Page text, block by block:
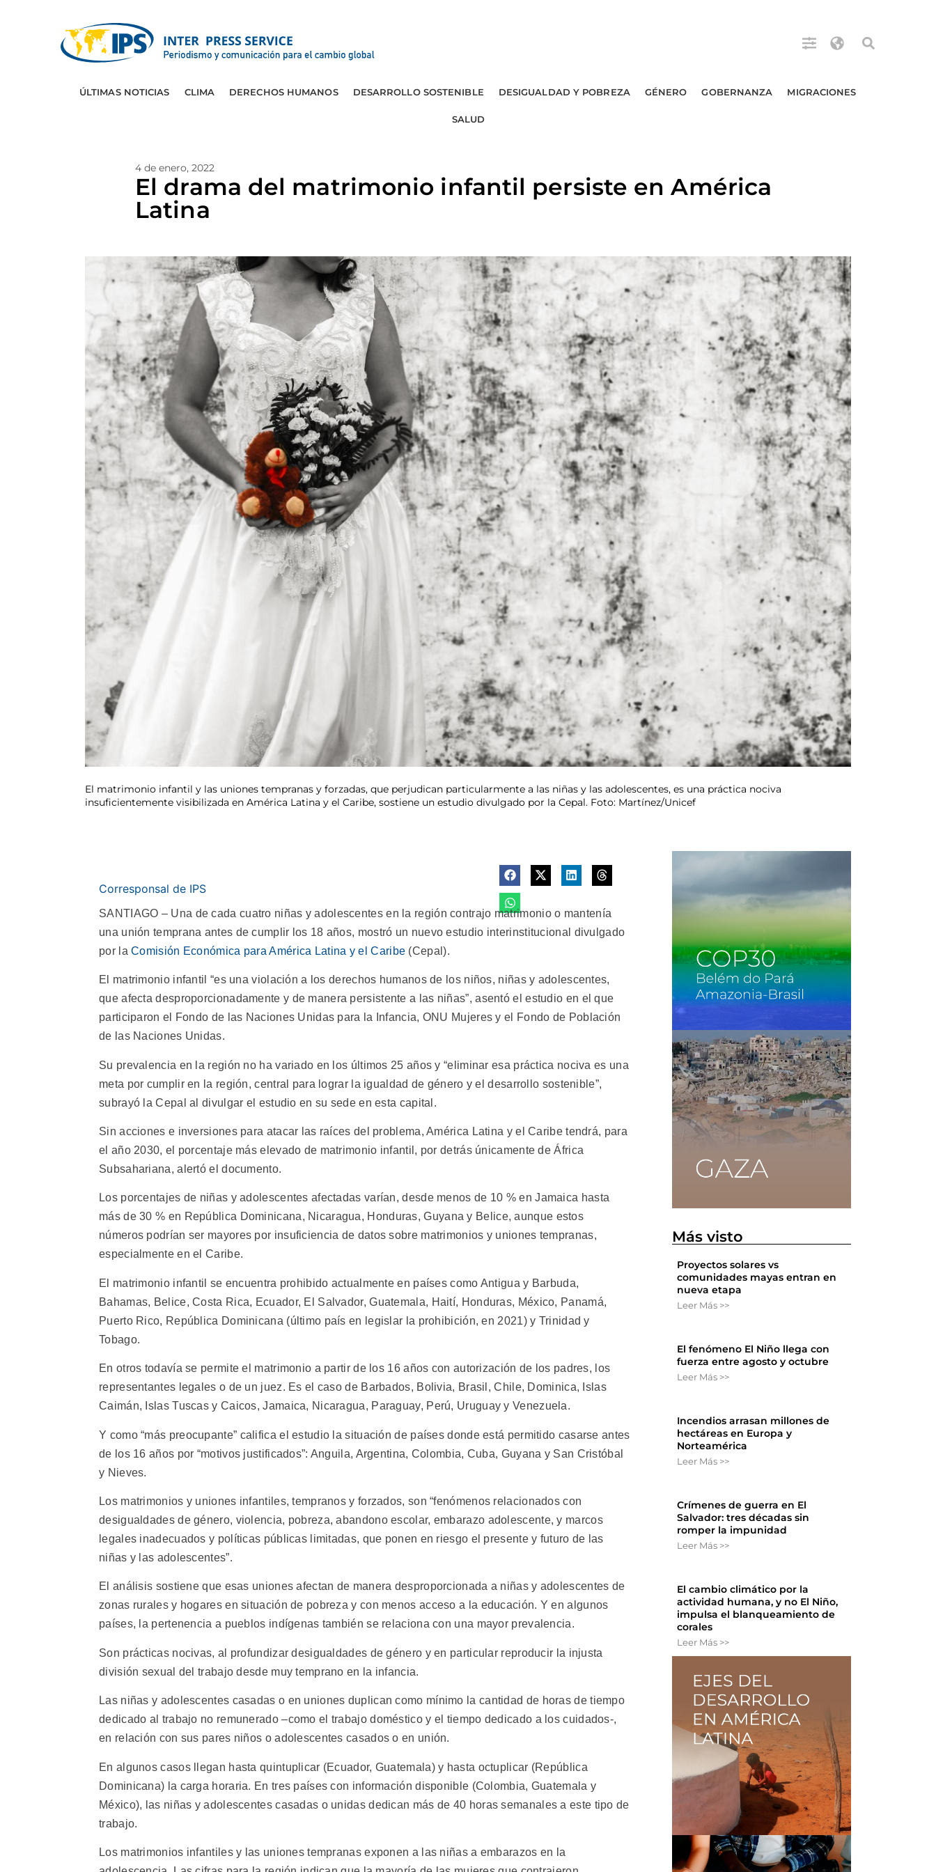
ÚLTIMAS NOTICIAS CLIMA DERECHOS HUMANOS DESARROLLO SOSTENIBLE DESIGUALDAD Y POBREZA GÉNERO GOBERNANZA MIGRACIONES
SALUD
4 de enero, 2022
El drama del matrimonio infantil persiste en América
Latina
El matrimonio infantil y las uniones tempranas y forzadas, que perjudican particularmente a las niñas y las adolescentes, es una práctica nociva
insuficientemente visibilizada en América Latina y el Caribe, sostiene un estudio divulgado por la Cepal. Foto: Martínez/Unicef
Corresponsal de IPS
SANTIAGO – Una de cada cuatro niñas y adolescentes en la región contrajo matrimonio o mantenía
una unión temprana antes de cumplir los 18 años, mostró un nuevo estudio interinstitucional divulgado
por laComisión Económica para América Latina y el Caribe (Cepal).
El matrimonio infantil “es una violación a los derechos humanos de los niños, niñas y adolescentes,
que afecta desproporcionadamente y de manera persistente a las niñas”, asentó el estudio en el que
participaron el Fondo de las Naciones Unidas para la Infancia, ONU Mujeres y el Fondo de Población
de las Naciones Unidas.
Su prevalencia en la región no ha variado en los últimos 25 años y “eliminar esa práctica nociva es una
meta por cumplir en la región, central para lograr la igualdad de género y el desarrollo sostenible”,
subrayó la Cepal al divulgar el estudio en su sede en esta capital.
Sin acciones e inversiones para atacar las raíces del problema, América Latina y el Caribe tendrá, para
el año 2030, el porcentaje más elevado de matrimonio infantil, por detrás únicamente de África
Subsahariana, alertó el documento.
Los porcentajes de niñas y adolescentes afectadas varían, desde menos de 10 % en Jamaica hasta
más de 30 % en República Dominicana, Nicaragua, Honduras, Guyana y Belice, aunque estos
números podrían ser mayores por insuficiencia de datos sobre matrimonios y uniones tempranas,
especialmente en el Caribe.
El matrimonio infantil se encuentra prohibido actualmente en países como Antigua y Barbuda,
Bahamas, Belice, Costa Rica, Ecuador, El Salvador, Guatemala, Haití, Honduras, México, Panamá,
Puerto Rico, República Dominicana (último país en legislar la prohibición, en 2021) y Trinidad y
Tobago.
En otros todavía se permite el matrimonio a partir de los 16 años con autorización de los padres, los
representantes legales o de un juez. Es el caso de Barbados, Bolivia, Brasil, Chile, Dominica, Islas
Caimán, Islas Tuscas y Caicos, Jamaica, Nicaragua, Paraguay, Perú, Uruguay y Venezuela.
Y como “más preocupante” califica el estudio la situación de países donde está permitido casarse antes
de los 16 años por “motivos justificados”: Anguila, Argentina, Colombia, Cuba, Guyana y San Cristóbal
y Nieves.
Los matrimonios y uniones infantiles, tempranos y forzados, son “fenómenos relacionados con
desigualdades de género, violencia, pobreza, abandono escolar, embarazo adolescente, y marcos
legales inadecuados y políticas públicas limitadas, que ponen en riesgo el presente y futuro de las
niñas y las adolescentes”.
El análisis sostiene que esas uniones afectan de manera desproporcionada a niñas y adolescentes de
zonas rurales y hogares en situación de pobreza y con menos acceso a la educación. Y en algunos
países, la pertenencia a pueblos indígenas también se relaciona con una mayor prevalencia.
Son prácticas nocivas, al profundizar desigualdades de género y en particular reproducir la injusta
división sexual del trabajo desde muy temprano en la infancia.
Las niñas y adolescentes casadas o en uniones duplican como mínimo la cantidad de horas de tiempo
dedicado al trabajo no remunerado –como el trabajo doméstico y el tiempo dedicado a los cuidados-,
en relación con sus pares niños o adolescentes casados o en unión.
En algunos casos llegan hasta quintuplicar (Ecuador, Guatemala) y hasta octuplicar (República
Dominicana) la carga horaria. En tres países con información disponible (Colombia, Guatemala y
México), las niñas y adolescentes casadas o unidas dedican más de 40 horas semanales a este tipo de
trabajo.
Los matrimonios infantiles y las uniones tempranas exponen a las niñas a embarazos en la
Más visto
Proyectos solares vs
comunidades mayas entran en
nueva etapa
Leer Más >>
El fenómeno El Niño llega con
fuerza entre agosto y octubre
Leer Más >>
Incendios arrasan millones de
hectáreas en Europa y
Norteamérica
Leer Más >>
Crímenes de guerra en El
Salvador: tres décadas sin
romper la impunidad
Leer Más >>
El cambio climático por la
actividad humana, y no El Niño,
impulsa el blanqueamiento de
corales
Leer Más >>